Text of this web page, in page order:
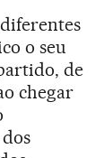
o seu
de
chegar